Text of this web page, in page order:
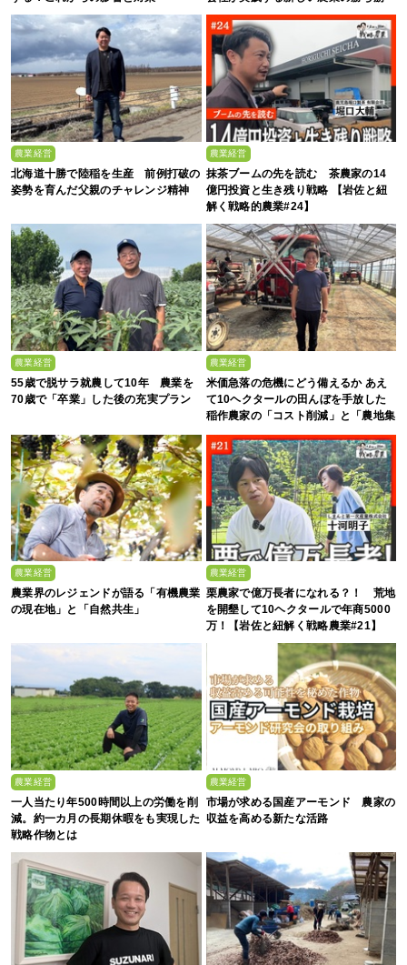
農業経営
北海道十勝で陸稲を生産 前例打破の
姿勢を育んだ父親のチャレンジ精神
農業経営
抹茶ブームの先を読む 茶農家の14
億円投資と生き残り戦略 【岩佐と紐
解く戦略的農業#24】
農業経営
55歳で脱サラ就農して10年 農業を
70歳で「卒業」した後の充実プラン
農業経営
米価急落の危機にどう備えるか あえ
て10ヘクタールの田んぼを手放した
稲作農家の「コスト削減」と「農地集
農業経営
農業界のレジェンドが語る「有機農業
の現在地」と「自然共生」
農業経営
栗農家で億万長者になれる？！ 荒地
を開墾して10ヘクタールで年商5000
万！【岩佐と紐解く戦略農業#21】
農業経営
一人当たり年500時間以上の労働を削
減。約一カ月の長期休暇をも実現した
戦略作物とは
農業経営
市場が求める国産アーモンド 農家の
収益を高める新たな活路